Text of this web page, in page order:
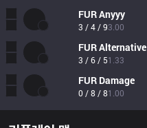
FURAnyyy
3 / 4 / 93.00
FURAlternative
3 / 6 / 51.33
FUR Damage
0 / 8 / 81.00